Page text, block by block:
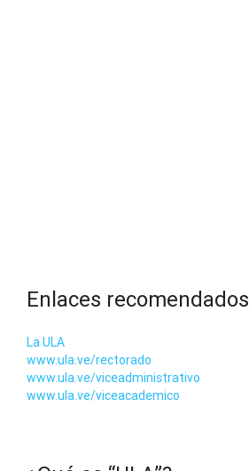
Enlaces recomendados
La ULA
www.ula.ve/rectorado
www.ula.ve/viceadministrativo
www.ula.ve/viceacademico